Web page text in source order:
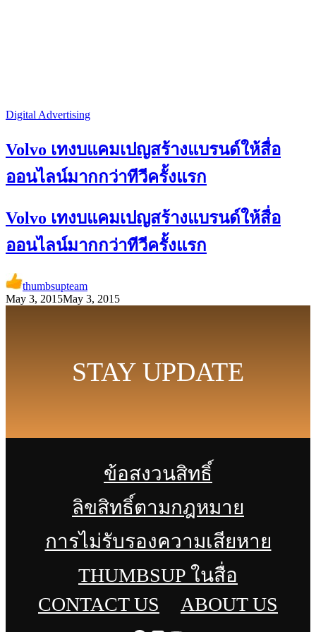
Digital Advertising
Volvo เทงบแคมเปญสร้างแบรนด์ให้สื่อ
ออนไลน์มากกว่าทีวีครั้งแรก
Volvo เทงบแคมเปญสร้างแบรนด์ให้สื่อ
ออนไลน์มากกว่าทีวีครั้งแรก
thumbsupteam
May 3, 2015May 3, 2015
STAY UPDATE
ข้อสงวนสิทธิ์
ลิขสิทธิ์ตามกฎหมาย
การไม่รับรองความเสียหาย
THUMBSUP ในสื่อ
CONTACT US
ABOUT US